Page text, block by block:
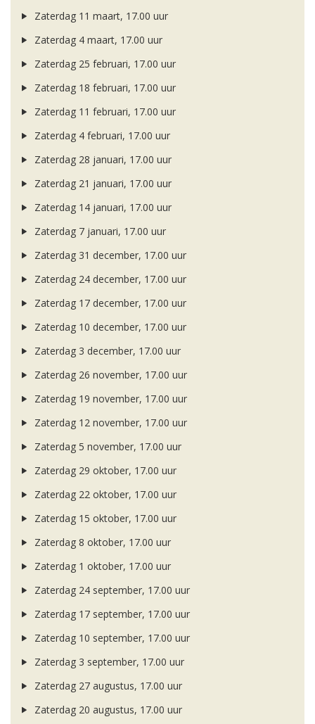
Zaterdag 11 maart, 17.00 uur
Zaterdag 4 maart, 17.00 uur
Zaterdag 25 februari, 17.00 uur
Zaterdag 18 februari, 17.00 uur
Zaterdag 11 februari, 17.00 uur
Zaterdag 4 februari, 17.00 uur
Zaterdag 28 januari, 17.00 uur
Zaterdag 21 januari, 17.00 uur
Zaterdag 14 januari, 17.00 uur
Zaterdag 7 januari, 17.00 uur
Zaterdag 31 december, 17.00 uur
Zaterdag 24 december, 17.00 uur
Zaterdag 17 december, 17.00 uur
Zaterdag 10 december, 17.00 uur
Zaterdag 3 december, 17.00 uur
Zaterdag 26 november, 17.00 uur
Zaterdag 19 november, 17.00 uur
Zaterdag 12 november, 17.00 uur
Zaterdag 5 november, 17.00 uur
Zaterdag 29 oktober, 17.00 uur
Zaterdag 22 oktober, 17.00 uur
Zaterdag 15 oktober, 17.00 uur
Zaterdag 8 oktober, 17.00 uur
Zaterdag 1 oktober, 17.00 uur
Zaterdag 24 september, 17.00 uur
Zaterdag 17 september, 17.00 uur
Zaterdag 10 september, 17.00 uur
Zaterdag 3 september, 17.00 uur
Zaterdag 27 augustus, 17.00 uur
Zaterdag 20 augustus, 17.00 uur